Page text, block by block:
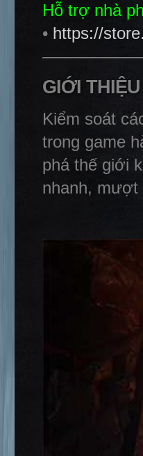
Hỗ trợ nhà
• https://
GIỚI
Kiểm soát
trong game
phá thế giới
nhanh, mượt